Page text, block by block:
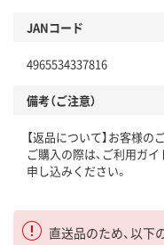
JANコード
4965534337816
備考（ご注意）
【返品について】お客様
ご購入の際は、ご利用ガイ
申し込みください。
直送品のため、以下